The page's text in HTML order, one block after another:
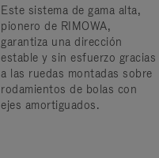
Este sistema de gama alta,
pionero de RIMOWA,
garantiza una dirección
estable y sin esfuerzo gracias
a las ruedas montadas sobre
rodamientos de bolas con
ejes amortiguados.